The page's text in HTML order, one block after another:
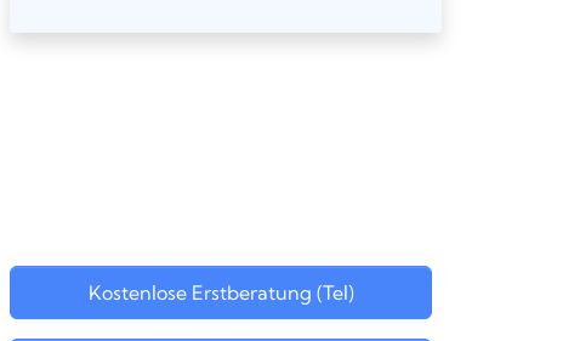
Kostenlose Erstberatung (Tel)